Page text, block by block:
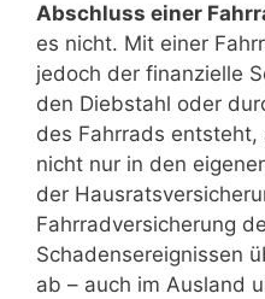
Abschluss einer
es nicht. Mit einer
jedoch der finanzielle
den Diebstahl oder
des Fahrrads
nicht nur in den
der
Fahrradversicherung
Schadensereignissen
ab – auch im Ausland